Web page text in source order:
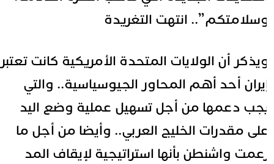
انتهت التغريدة
أن الولايات المتحدة الأمريكية كانت تعتبر
أحد أهم المحاور الجيوسياسية.. والتي
دعمها من أجل تسهيل عملية وضع اليد
مقدرات الخليج العربي.. وأيضا من أجل ما
واشنطن بأنها استراتيجية لإيقاف المد